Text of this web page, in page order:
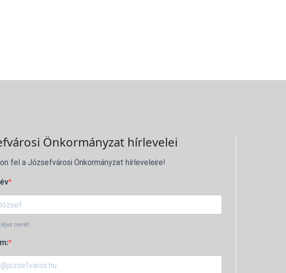
Önkormányzat hírlevelei
fel a Józsefvárosi Önkormányzat hírleveleire!
nevét!